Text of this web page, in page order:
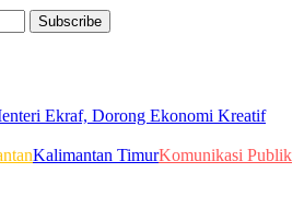
Kalimantan TimurKomunikasi Publik